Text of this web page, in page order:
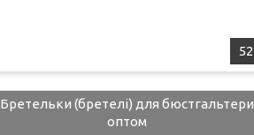
52
Бретельки (бретелі) для бюстгальтери
оптом